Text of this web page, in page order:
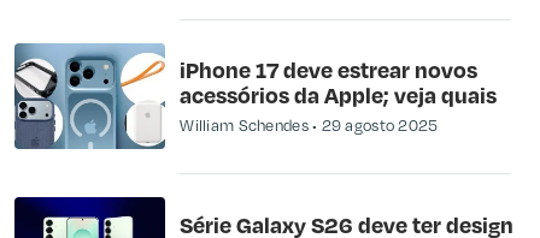
iPhone 17 deve estrear novos
acessórios da Apple; veja quais
William Schendes 29 agosto 2025
Série Galaxy S26 deve ter design